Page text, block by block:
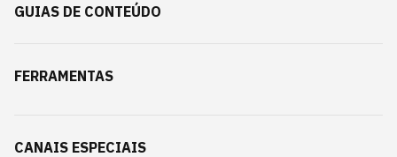
GUIAS DE CONTEÚDO
FERRAMENTAS
CANAIS ESPECIAIS